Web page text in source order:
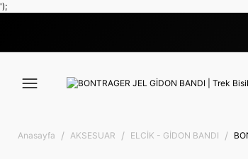
');
Anasayfa AKSESUAR ELCİK - GİDON BANDI